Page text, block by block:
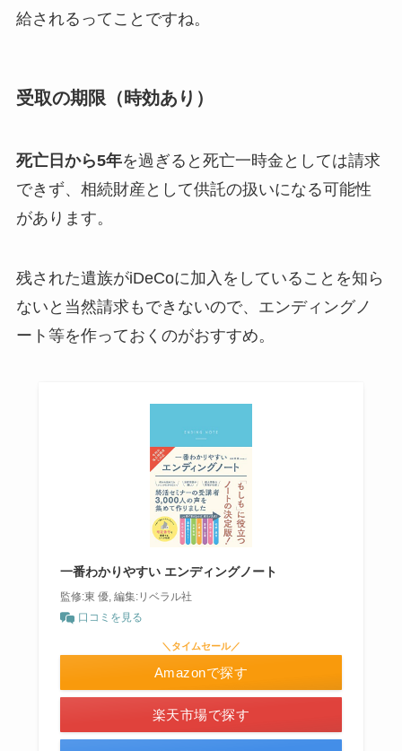
給されるってことですね。
受取の期限（時効あり）
死亡日から5年を過ぎると死亡一時金としては請求
できず、相続財産として供託の扱いになる可能性
があります。
残された遺族がiDeCoに加入をしていることを知ら
ないと当然請求もできないので、エンディングノ
ート等を作っておくのがおすすめ。
一番わかりやすい エンディングノート
監修:東 優, 編集:リベラル社
口コミを見る
＼タイムセール／
Amazonで探す
楽天市場で探す